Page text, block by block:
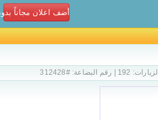
أضف اعلان مجاناً